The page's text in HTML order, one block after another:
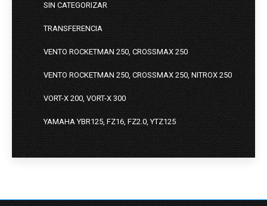
SIN CATEGORIZAR
TRANSFERENCIA
VENTO ROCKETMAN 250, CROSSMAX 250
VENTO ROCKETMAN 250, CROSSMAX 250, NITROX 250
VORT-X 200, VORT-X 300
YAMAHA YBR125, FZ16, FZ2.0, YTZ125